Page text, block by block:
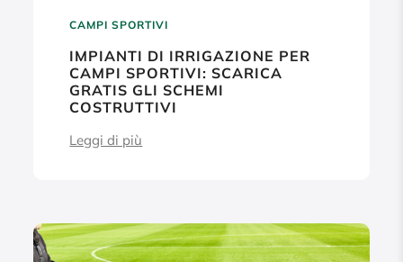
CAMPI SPORTIVI
IMPIANTI DI IRRIGAZIONE PER
CAMPI SPORTIVI: SCARICA
GRATIS GLI SCHEMI
COSTRUTTIVI
Leggi di più